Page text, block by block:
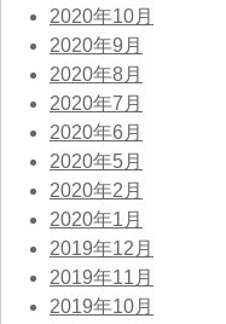
2020年10月
2020年9月
2020年8月
2020年7月
2020年6月
2020年5月
2020年2月
2020年1月
2019年12月
2019年11月
2019年10月